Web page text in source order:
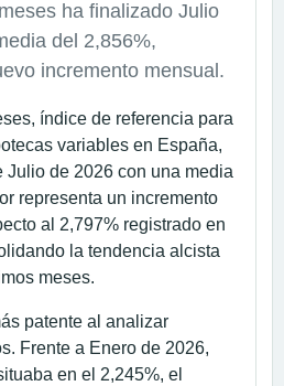
ha finalizado Julio
del 2,856%,
incremento mensual.
índice de referencia para
variables en España,
Julio de 2026 con una media
representa un incremento
al 2,797% registrado en
la tendencia alcista
meses.
patente al analizar
Frente a Enero de 2026,
en el 2,245%, el